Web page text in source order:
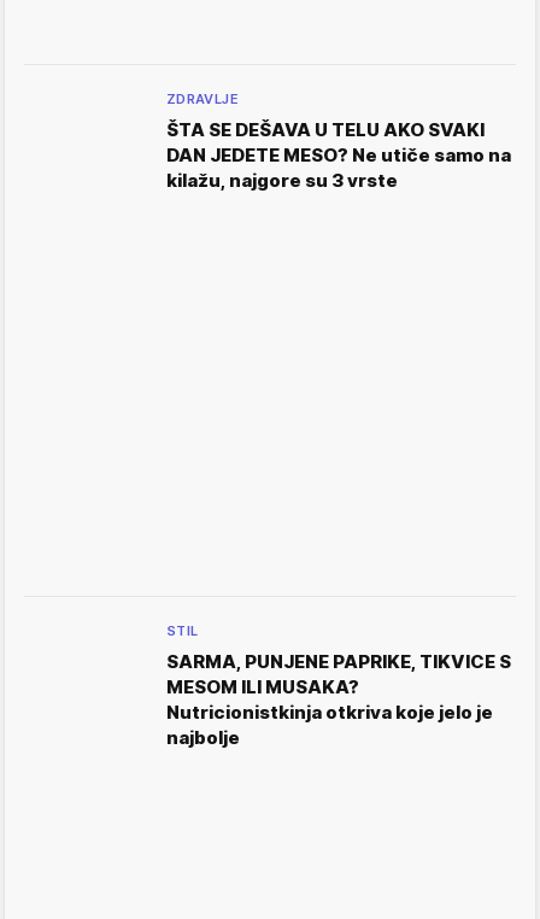
ZDRAVLJE
ŠTA SE DEŠAVA U TELU AKO SVAKI
DAN JEDETE MESO? Ne utiče samo na
kilažu, najgore su 3 vrste
STIL
SARMA, PUNJENE PAPRIKE, TIKVICE S
MESOM ILI MUSAKA?
Nutricionistkinja otkriva koje jelo je
najbolje